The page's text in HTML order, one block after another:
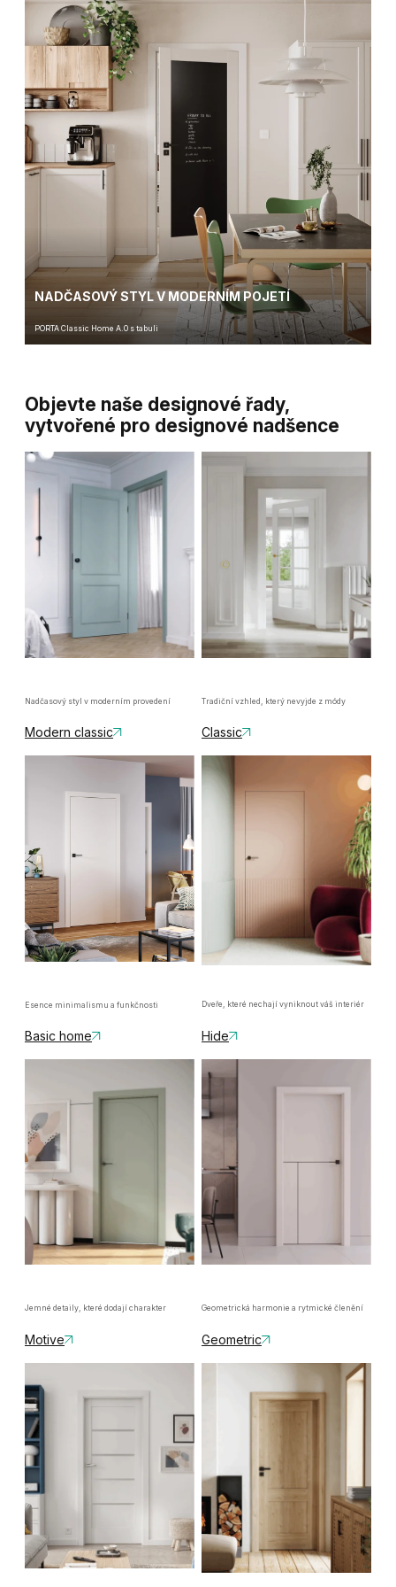
NADČASOVÝ STYL V MODERNÍM POJETÍ
PORTA Classic Home A.0 s tabuli
Objevte naše designové řady,
vytvořené pro designové nadšence
Nadčasový styl v moderním provedení
Modern classic
Tradiční vzhled, který nevyjde z módy
Classic
Esence minimalismu a funkčnosti
Basic home
Dveře, které nechají vyniknout váš interiér
Hide
Jemné detaily, které dodají charakter
Motive
Geometrická harmonie a rytmické členění
Geometric